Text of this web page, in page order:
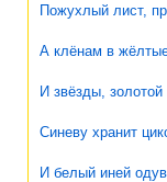
Пожухлый лист,
А клёнам в
И звёзды,
Синеву хранит
И белый иней